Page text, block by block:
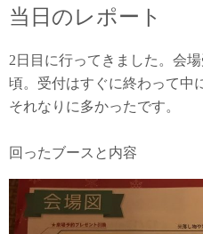
当日のレポート
2日目に行ってきました。会
頃。受付はすぐに終わって中
それなりに多かったです。
回ったブースと内容